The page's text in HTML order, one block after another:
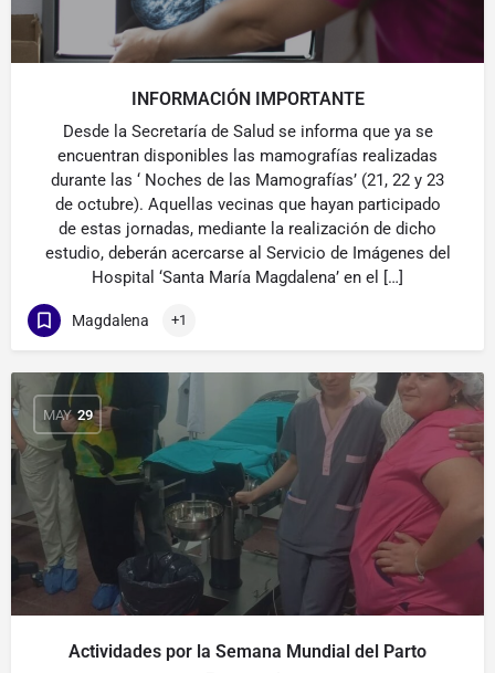
INFORMACIÓN IMPORTANTE
Desde la Secretaría de Salud se informa que ya se
encuentran disponibles las mamografías realizadas
durante las ‘ Noches de las Mamografías’ (21, 22 y 23
de octubre). Aquellas vecinas que hayan participado
de estas jornadas, mediante la realización de dicho
estudio, deberán acercarse al Servicio de Imágenes del
Hospital ‘Santa María Magdalena’ en el […]
Magdalena +1
MAY 29
Actividades por la Semana Mundial del Parto